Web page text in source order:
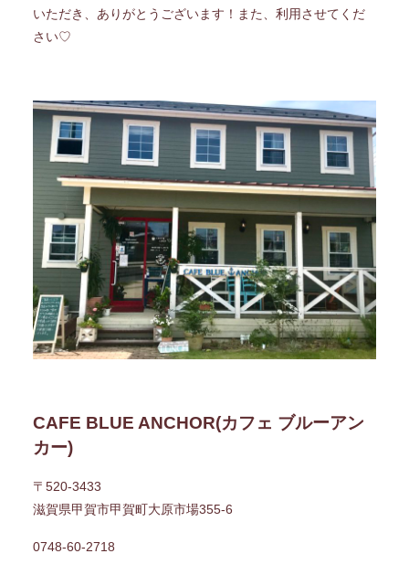
いただき、ありがとうございます！また、利用させてくだ
さい♡
CAFE BLUE ANCHOR(カフェ ブルーアン
カー)
〒520-3433
滋賀県甲賀市甲賀町大原市場355-6
0748-60-2718